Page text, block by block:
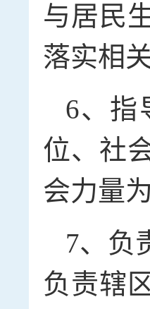
与居民
落实相
6、指
位、社
会力量
7、负
负责辖